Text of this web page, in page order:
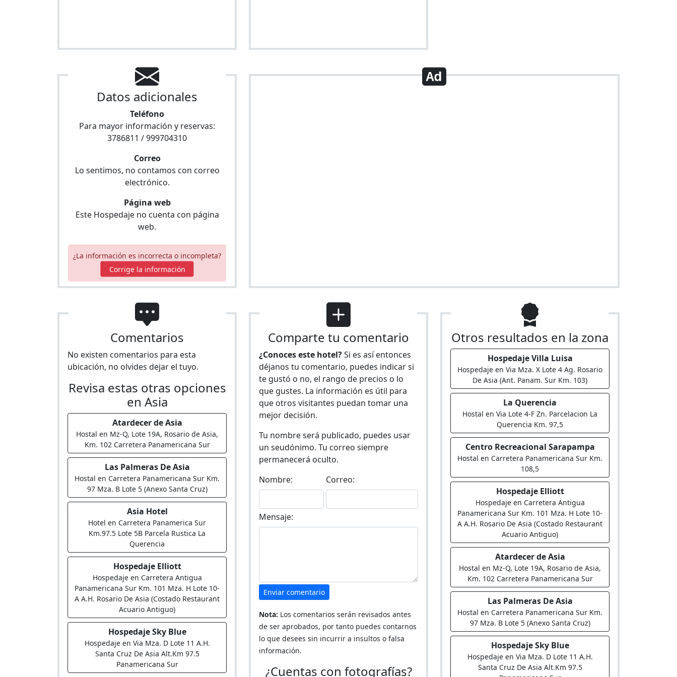
Datos adicionales
Teléfono
Para mayor información y reservas:
3786811 / 999704310
Correo
Lo sentimos, no contamos con correo
electrónico.
Página web
Este Hospedaje no cuenta con página
web.
¿La información es incorrecta o incompleta?
Corrige la información
Comentarios
No existen comentarios para esta
ubicación, no olvides dejar el tuyo.
Revisa estas otras opciones
en Asia
Atardecer de Asia
Hostal en Mz-Q, Lote 19A, Rosario de Asia,
Km. 102 Carretera Panamericana Sur
Las Palmeras De Asia
Hostal en Carretera Panamericana Sur Km.
97 Mza. B Lote 5 (Anexo Santa Cruz)
Asia Hotel
Hotel en Carretera Panamerica Sur
Km.97.5 Lote 5B Parcela Rustica La
Querencia
Hospedaje Elliott
Hospedaje en Carretera Antigua
Panamericana Sur Km. 101 Mza. H Lote 10-
A A.H. Rosario De Asia (Costado Restaurant
Acuario Antiguo)
Hospedaje Sky Blue
Hospedaje en Via Mza. D Lote 11 A.H.
Santa Cruz De Asia Alt.Km 97.5
Panamericana Sur
Comparte tu comentario
¿Conoces este hotel?Si es así entonces
déjanos tu comentario, puedes indicar si
te gustó o no, el rango de precios o lo
que gustes. La información es útil para
que otros visitantes puedan tomar una
mejor decisión.
Tu nombre será publicado, puedes usar
un seudónimo. Tu correo siempre
permanecerá oculto.
Nombre:
Correo:
Mensaje:
Enviar comentario
Nota: Los comentarios serán revisados antes
de ser aprobados, por tanto puedes contarnos
lo que desees sin incurrir a insultos o falsa
información.
¿Cuentas con fotografías?
Otros resultados en la zona
Hospedaje Villa Luisa
Hospedaje en Via Mza. X Lote 4 Ag. Rosario
De Asia (Ant. Panam. Sur Km. 103)
La Querencia
Hostal en Via Lote 4-F Zn. Parcelacion La
Querencia Km. 97,5
Centro Recreacional Sarapampa
Hostal en Carretera Panamericana Sur Km.
108,5
Hospedaje Elliott
Hospedaje en Carretera Antigua
Panamericana Sur Km. 101 Mza. H Lote 10-
A A.H. Rosario De Asia (Costado Restaurant
Acuario Antiguo)
Atardecer de Asia
Hostal en Mz-Q, Lote 19A, Rosario de Asia,
Km. 102 Carretera Panamericana Sur
Las Palmeras De Asia
Hostal en Carretera Panamericana Sur Km.
97 Mza. B Lote 5 (Anexo Santa Cruz)
Hospedaje Sky Blue
Hospedaje en Via Mza. D Lote 11 A.H.
Santa Cruz De Asia Alt.Km 97.5